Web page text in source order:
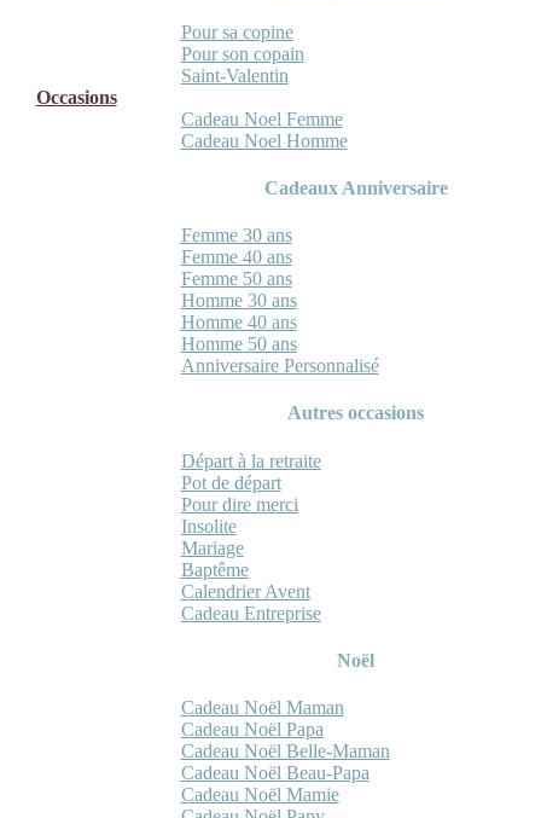
Pour sa copine
Pour son copain
Saint-Valentin
Occasions
Cadeau Noel Femme
Cadeau Noel Homme
Cadeaux Anniversaire
Femme 30 ans
Femme 40 ans
Femme 50 ans
Homme 30 ans
Homme 40 ans
Homme 50 ans
Anniversaire Personnalisé
Autres occasions
Départ à la retraite
Pot de départ
Pour dire merci
Insolite
Mariage
Baptême
Calendrier Avent
Cadeau Entreprise
Noël
Cadeau Noël Maman
Cadeau Noël Papa
Cadeau Noël Belle-Maman
Cadeau Noël Beau-Papa
Cadeau Noël Mamie